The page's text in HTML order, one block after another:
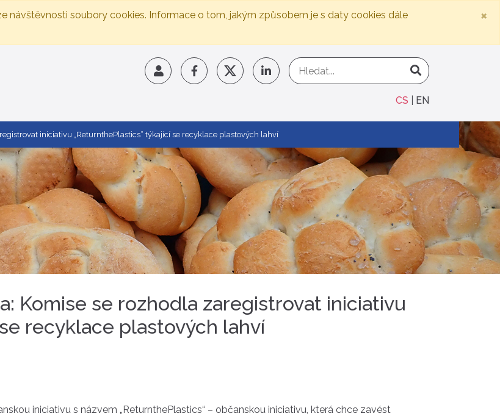
návštěvnosti soubory cookies. Informace o tom, jakým způsobem je s daty cookies dále
×
CS EN
iniciativu „ReturnthePlastics“ týkající se recyklace plastových lahví
Komise se rozhodla zaregistrovat iniciativu
recyklace plastových lahví
iniciativu s názvem „ReturnthePlastics“ – občanskou iniciativu, která chce zavést